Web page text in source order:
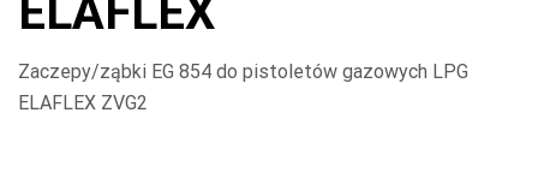
ELAFLEX
Zaczepy/ząbki EG 854 do pistoletów gazowych LPG
ELAFLEX ZVG2